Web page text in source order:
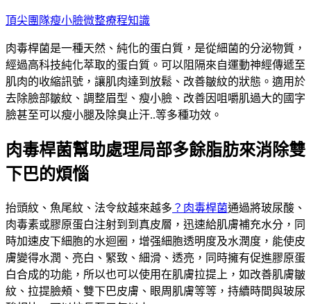
跳
主
要
內
容
頂尖團隊瘦小臉微整療程知識
肉毒桿菌是一種天然、純化的蛋白質，是從細菌的分泌物質，
經過高科技純化萃取的蛋白質。可以阻隔來自運動神經傳遞至
肌肉的收縮訊號，讓肌肉達到放鬆、改善皺紋的狀態。適用於
去除臉部皺紋、調整眉型、瘦小臉、改善因咀嚼肌過大的國字
臉甚至可以瘦小腿及除臭止汗..等多種功效。
肉毒桿菌幫助處理局部多餘脂肪來消除雙
下巴的煩惱
抬頭紋、魚尾紋、法令紋越來越多 ？肉毒桿菌通過將玻尿酸、
肉毒素或膠原蛋白注射到到真皮層，迅速給肌膚補充水分，同
時加速皮下細胞的水迴圈，增强細胞透明度及水潤度，能使皮
膚變得水潤、亮白、緊致、細滑、透亮，同時擁有促進膠原蛋
白合成的功能，所以也可以使用在肌膚拉提上，如改善肌膚皺
紋、拉提臉頰、雙下巴皮膚、眼周肌膚等等，持續時間與玻尿